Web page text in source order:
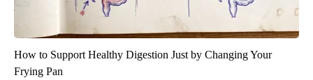
How to Support Healthy Digestion Just by Changing Your
Frying Pan